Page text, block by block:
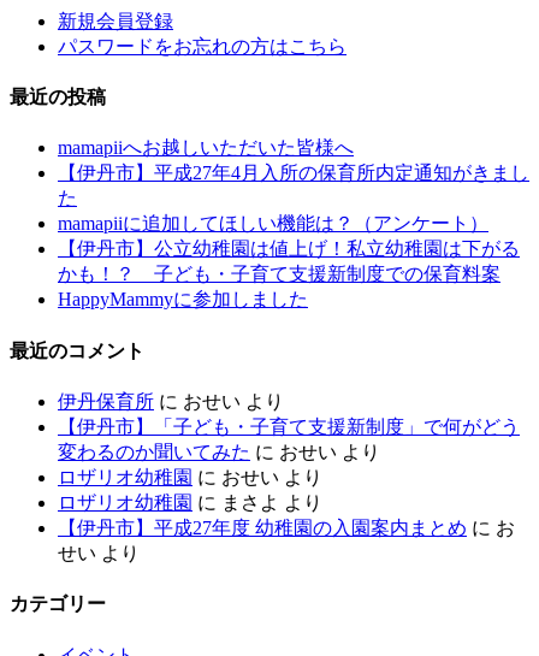
新規会員登録
パスワードをお忘れの方はこちら
最近の投稿
mamapiiへお越しいただいた皆様へ
【伊丹市】平成27年4月入所の保育所内定通知がきまし
た
mamapiiに追加してほしい機能は？（アンケート）
【伊丹市】公立幼稚園は値上げ！私立幼稚園は下がる
かも！？ 子ども・子育て支援新制度での保育料案
HappyMammyに参加しました
最近のコメント
伊丹保育所 に おせい より
【伊丹市】「子ども・子育て支援新制度」で何がどう
変わるのか聞いてみた に おせい より
ロザリオ幼稚園 に おせい より
ロザリオ幼稚園 に まさよ より
【伊丹市】平成27年度 幼稚園の入園案内まとめ に お
せい より
カテゴリー